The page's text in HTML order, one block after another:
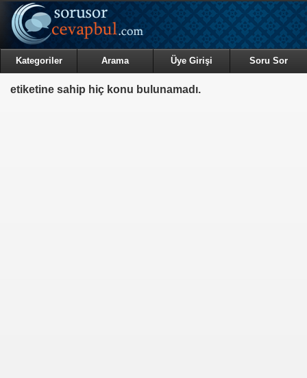
Kategoriler Arama Üye Girişi Soru Sor
etiketine sahip hiç konu bulunamadı.